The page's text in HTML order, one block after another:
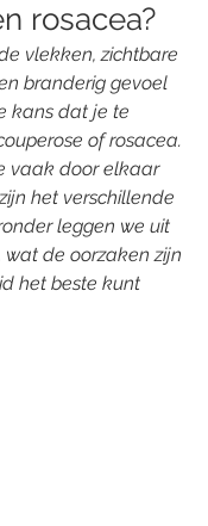
rosacea?
vlekken, zichtbare
branderig gevoel
kans dat je te
of rosacea.
vaak door elkaar
het verschillende
leggen we uit
wat de oorzaken zijn
het beste kunt